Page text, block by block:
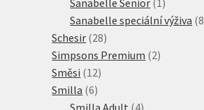
produkt
Sanabelle speciální výživa 8
Schesir 2828
produktů
Simpsons Premium 22
Směsi 1212
Smilla 66
produktů
Smilla Adult 44